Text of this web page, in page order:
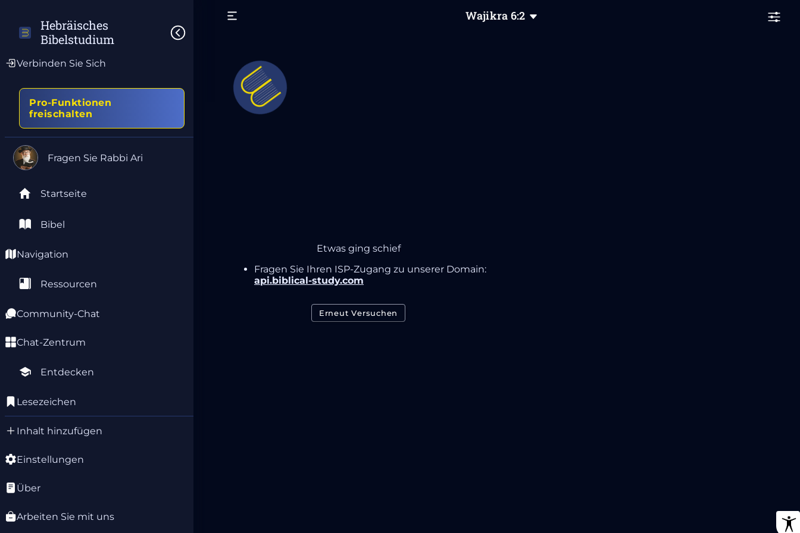
Hebräisches
Bibelstudium
Verbinden Sie Sich
Pro-Funktionen
freischalten
Fragen Sie Rabbi Ari
Startseite
Bibel
Navigation
Ressourcen
Community-Chat
Chat-Zentrum
Entdecken
Lesezeichen
Inhalt hinzufügen
Einstellungen
Über
Arbeiten Sie mit uns
Wajikra 6:2
Etwas ging schief
Fragen Sie Ihren ISP-Zugang zu unserer Domain:
api.biblical-study.com
Erneut Versuchen